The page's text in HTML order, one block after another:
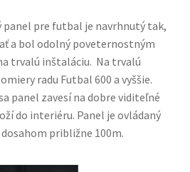
panel pre futbal je navrhnutý tak,
a bol odolný poveternostným
trvalú inštaláciu. Na trvalú
radu Futbal 600 a vyššie.
panel zavesí na dobre viditeľné
do interiéru. Panel je ovládaný
približne 100m.